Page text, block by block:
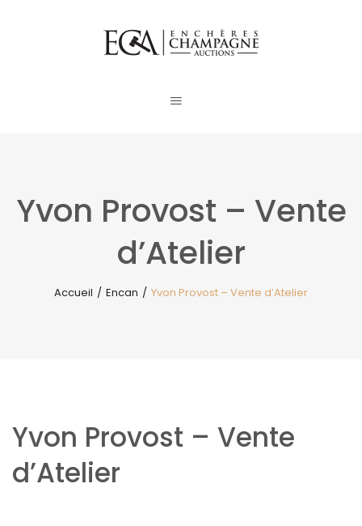
Yvon Provost – Vente
d’Atelier
Accueil / Encan / Yvon Provost – Vente d’Atelier
Yvon Provost – Vente
d’Atelier